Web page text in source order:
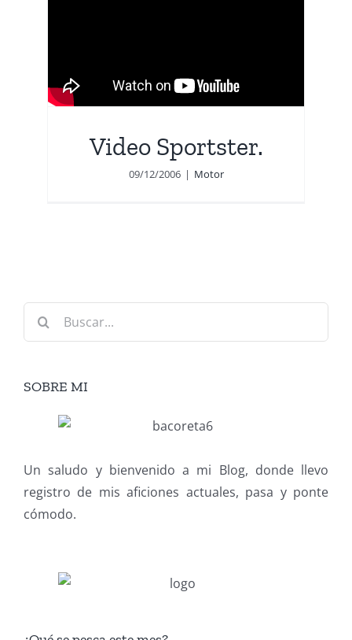
Video Sportster.
09/12/2006 | Motor
Buscar:
SOBRE MI
Un saludo y bienvenido a mi Blog, donde llevo
registro de mis aficiones actuales, pasa y ponte
cómodo.